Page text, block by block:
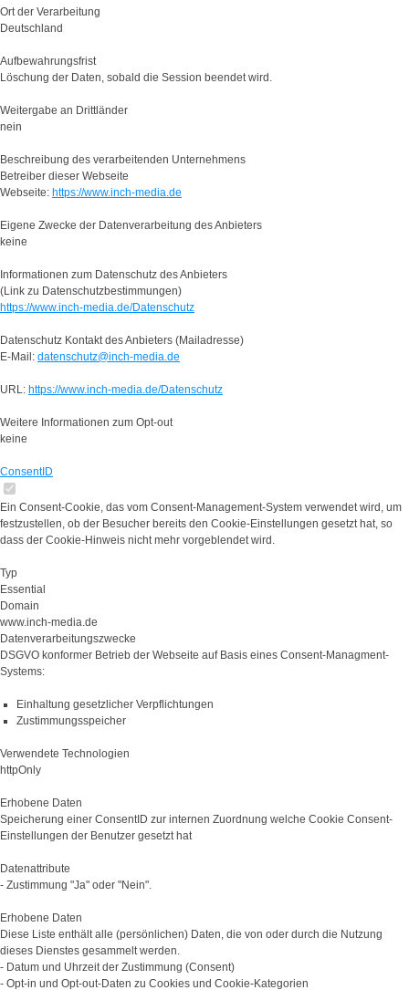
Ort der Verarbeitung
Deutschland
Aufbewahrungsfrist
Löschung der Daten, sobald die Session beendet wird.
Weitergabe an Drittländer
nein
Beschreibung des verarbeitenden Unternehmens
Betreiber dieser Webseite
Webseite: https://www.inch-media.de
Eigene Zwecke der Datenverarbeitung des Anbieters
keine
Informationen zum Datenschutz des Anbieters
(Link zu Datenschutzbestimmungen)
https://www.inch-media.de/Datenschutz
Datenschutz Kontakt des Anbieters (Mailadresse)
E-Mail: datenschutz@inch-media.de
URL: https://www.inch-media.de/Datenschutz
Weitere Informationen zum Opt-out
keine
ConsentID
Ein Consent-Cookie, das vom Consent-Management-System verwendet wird, um
festzustellen, ob der Besucher bereits den Cookie-Einstellungen gesetzt hat, so
dass der Cookie-Hinweis nicht mehr vorgeblendet wird.
Typ
Essential
Domain
www.inch-media.de
Datenverarbeitungszwecke
DSGVO konformer Betrieb der Webseite auf Basis eines Consent-Managment-
Systems:
Einhaltung gesetzlicher Verpflichtungen
Zustimmungsspeicher
Verwendete Technologien
httpOnly
Erhobene Daten
Speicherung einer ConsentID zur internen Zuordnung welche Cookie Consent-
Einstellungen der Benutzer gesetzt hat
Datenattribute
- Zustimmung "Ja" oder "Nein".
Erhobene Daten
Diese Liste enthält alle (persönlichen) Daten, die von oder durch die Nutzung
dieses Dienstes gesammelt werden.
- Datum und Uhrzeit der Zustimmung (Consent)
- Opt-in und Opt-out-Daten zu Cookies und Cookie-Kategorien